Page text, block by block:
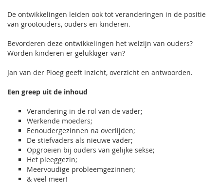
De ontwikkelingen leiden ook tot veranderingen in de positie
van grootouders, ouders en kinderen.
Bevorderen deze ontwikkelingen het welzijn van ouders?
Worden kinderen er gelukkiger van?
Jan van der Ploeg geeft inzicht, overzicht en antwoorden.
Een greep uit de inhoud
Verandering in de rol van de vader;
Werkende moeders;
Eenoudergezinnen na overlijden;
De stiefvaders als nieuwe vader;
Opgroeien bij ouders van gelijke sekse;
Het pleeggezin;
Meervoudige probleemgezinnen;
& veel meer!